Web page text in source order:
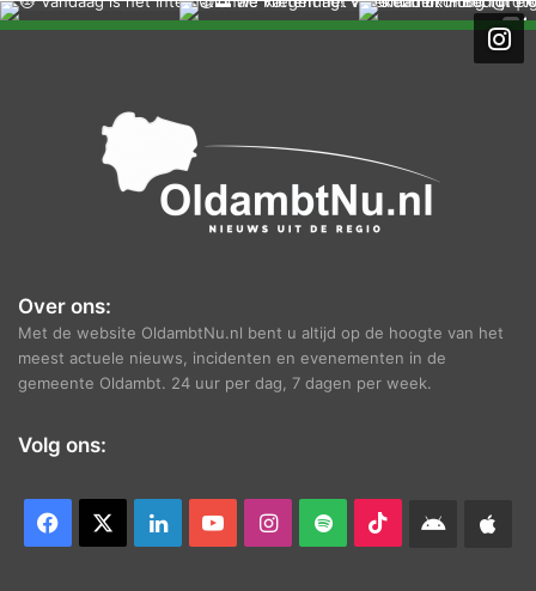
h
Over ons:
Met de website OldambtNu.nl bent u altijd op de hoogte van het
meest actuele nieuws, incidenten en evenementen in de
gemeente Oldambt. 24 uur per dag, 7 dagen per week.
Volg ons:
Facebook LinkedInYouTubeInstagram
Spotify TikTokAndroid